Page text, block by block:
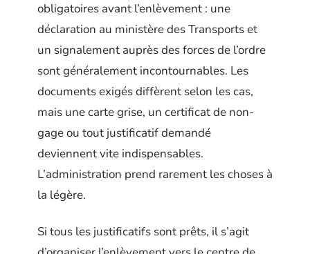
obligatoires avant l’enlèvement : une
déclaration au ministère des Transports et
un signalement auprès des forces de l’ordre
sont généralement incontournables. Les
documents exigés diffèrent selon les cas,
mais une carte grise, un certificat de non-
gage ou tout justificatif demandé
deviennent vite indispensables.
L’administration prend rarement les choses à
la légère.
Si tous les justificatifs sont prêts, il s’agit